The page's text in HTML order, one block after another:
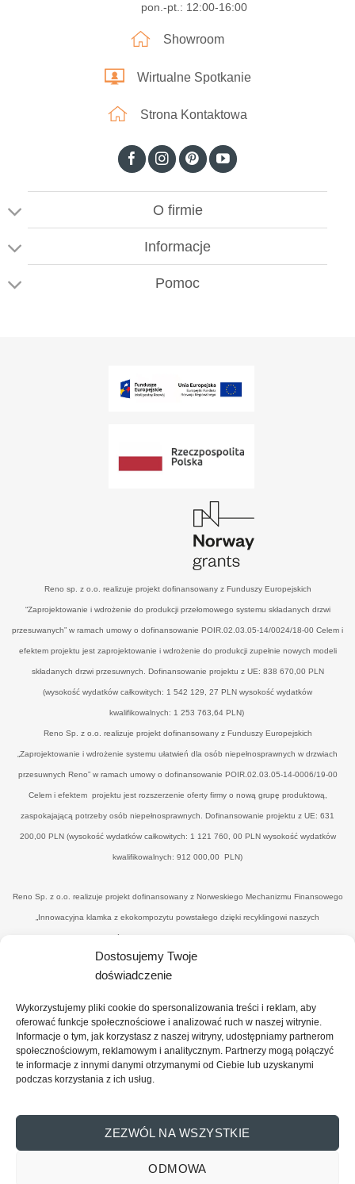
Dostosujemy Twoje
doświadczenie
Wykorzystujemy pliki cookie do spersonalizowania treści i reklam, aby
oferować funkcje społecznościowe i analizować ruch w naszej witrynie.
Informacje o tym, jak korzystasz z naszej witryny, udostępniamy partnerom
społecznościowym, reklamowym i analitycznym. Partnerzy mogą połączyć
te informacje z innymi danymi otrzymanymi od Ciebie lub uzyskanymi
podczas korzystania z ich usług.
ZEZWÓL NA WSZYSTKIE
ODMOWA
pon.-pt.: 12:00-16:00
Showroom
Wirtualne Spotkanie
Strona Kontaktowa
O firmie
Informacje
Pomoc
Reno sp. z o.o. realizuje projekt dofinansowany z Funduszy Europejskich
“Zaprojektowanie i wdrożenie do produkcji przełomowego systemu składanych drzwi
przesuwanych” w ramach umowy o dofinansowanie POIR.02.03.05-14/0024/18-00 Celem i
efektem projektu jest zaprojektowanie i wdrożenie do produkcji zupełnie nowych modeli
składanych drzwi przesuwnych. Dofinansowanie projektu z UE: 838 670,00 PLN
(wysokość wydatków całkowitych: 1 542 129, 27 PLN wysokość wydatków
kwalifikowalnych: 1 253 763,64 PLN)
Reno Sp. z o.o. realizuje projekt dofinansowany z Funduszy Europejskich
„Zaprojektowanie i wdrożenie systemu ułatwień dla osób niepełnosprawnych w drzwiach
przesuwnych Reno” w ramach umowy o dofinansowanie POIR.02.03.05-14-0006/19-00
Celem i efektem projektu jest rozszerzenie oferty firmy o nową grupę produktową,
zaspokajającą potrzeby osób niepełnosprawnych. Dofinansowanie projektu z UE: 631
200,00 PLN (wysokość wydatków całkowitych: 1 121 760, 00 PLN wysokość wydatków
kwalifikowalnych: 912 000,00 PLN)
Reno Sp. z o.o. realizuje projekt dofinansowany z Norweskiego Mechanizmu Finansowego
„Innowacyjna klamka z ekokompozytu powstałego dzięki recyklingowi naszych
poprodukcyjnych odpadów drzewnych’" w ramach umowy o dofinansowanie UWP-
NORW.19.01.04-14-0041/20-00. Celem i efektemjest uzyskanie nowego, konkurencyjnego
produktu - eko-klamki, zredukowanie ilości drewnopochodnych odpadów przez wtórne ich
oraz spoiwa o minimalnym wpływie na środowisko, co zbliży firmę do osiągnięcia statusu
"zero-waste organisation”. Dofinansowanie projektu z UE: 374 101,00 PLN (wysokość
wydatków całkowitych: 818 866, 10 PLN wysokość wydatków kwalifikowalnych: 689